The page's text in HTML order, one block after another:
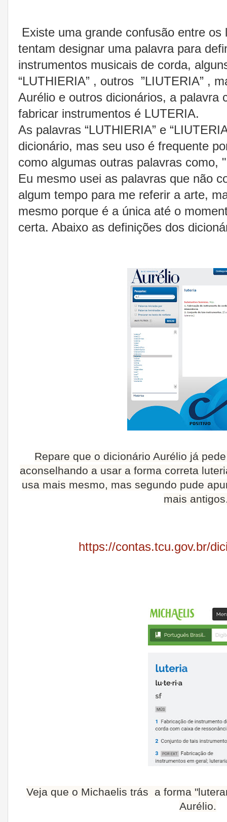
Existe uma grande confusão entre os
tentam designar uma palavra para
instrumentos musicais de corda,
“LUTHIERIA” , outros ”LIUTERIA” ,
Aurélio e outros dicionários, a palavra
fabricar instrumentos é LUTERIA.
As palavras “LUTHIERIA” e
dicionário, mas seu uso é frequente
como algumas outras palavras como,
Eu mesmo usei as palavras que não
algum tempo para me referir a arte,
mesmo porque é a única até o
certa. Abaixo as definições dos
Repare que o dicionário Aurélio já
aconselhando a usar a forma correta
usa mais mesmo, mas segundo pude
mais
https://contas.tcu.gov.br/
Veja que o Michaelis trás a forma
Aurélio.